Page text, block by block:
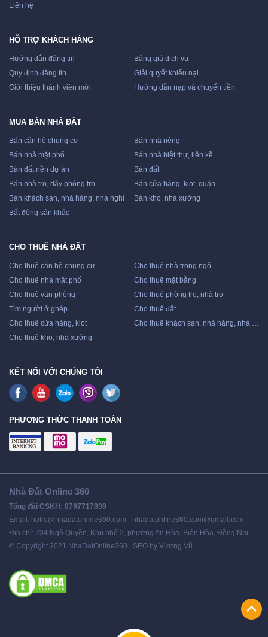
Liên hệ
HỖ TRỢ KHÁCH HÀNG
Hướng dẫn đăng tin
Bảng giá dịch vụ
Quy định đăng tin
Giải quyết khiếu nại
Giới thiệu thành viên mới
Hướng dẫn nạp và chuyển tiền
MUA BÁN NHÀ ĐẤT
Bán căn hộ chung cư
Bán nhà riêng
Bán nhà mặt phố
Bán nhà biệt thự, liền kề
Bán đất nền dự án
Bán đất
Bán nhà trọ, dãy phòng trọ
Bán cửa hàng, kiot, quán
Bán khách sạn, nhà hàng, nhà nghỉ
Bán kho, nhà xưởng
Bất động sản khác
CHO THUÊ NHÀ ĐẤT
Cho thuê căn hộ chung cư
Cho thuê nhà trong ngõ
Cho thuê nhà mặt phố
Cho thuê mặt bằng
Cho thuê văn phòng
Cho thuê phòng trọ, nhà trọ
Tìm người ở ghép
Cho thuê đất
Cho thuê cửa hàng, kiot
Cho thuê khách sạn, nhà hàng, nhà nghỉ
Cho thuê kho, nhà xưởng
KẾT NỐI VỚI CHÚNG TÔI
PHƯƠNG THỨC THANH TOÁN
Nhà Đất Online 360
Tổng đài CSKH: 0797717039
Email: hotro@nhadatonline360.com - nhadatonline360.com@gmail.com
Địa chỉ: 234 Ngô Quyền, Khu phố 2, phường An Hòa, Biên Hòa, Đồng Nai
© Copyright 2021 NhaDatOnline360 . SEO by Vương Vũ